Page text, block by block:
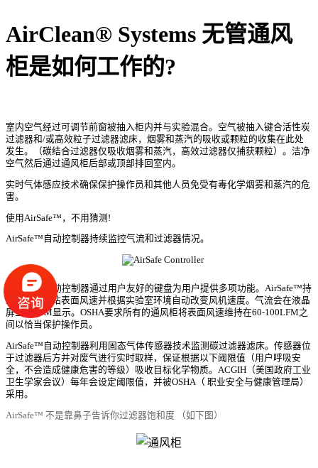
AirClean® Systems 无管通风
柜是如何工作的?
室内空气经过可调节前窗被抽入柜内并与实验混合。空气被抽入键合活性炭
过滤器和/或高效粒子过滤器滤床，烟雾和蒸汽的吸收或颗粒的收集在此处
发生。（碳结合过滤器仅吸收烟雾和蒸汽，高效过滤器仅捕获颗粒）。洁净
空气然后通过通风柜后部或顶部排回室内。
实时气体感应技术确保保护操作员和其他人员免受有毒化学烟雾和蒸汽的危
害。
使用AirSafe™，不用猜测!
AirSafe™自动控制器持续监控气流和过滤器情况。
AirSafe™自动控制器通过用户友好的键盘为用户提供多项功能。AirSafe™持
续监测工作站表面风速并根据实验室环境自动改变风机速度。气流会在液晶
屏上以LFM显示。OSHA要求所有的通风柜将表面风速维持在60-100LFM之
间以恰当保护操作员。
AirSafe™自动控制器利用固态气体传感器技术监测碳过滤器滤床。传感器位
于过滤器后方并对废气进行实时取样，保证根据以下阈限值（用户呼吸安
全，不会造成健康危害的等级）吸收目标化学物质。ACGIH（美国政府工业
卫生学家会议）每年会设定阈限值，并被OSHA（ 职业安全与健康管理局）
采用。
AirSafe™ 不是靠鼻子告诉你过滤器饱和度 （如下图）